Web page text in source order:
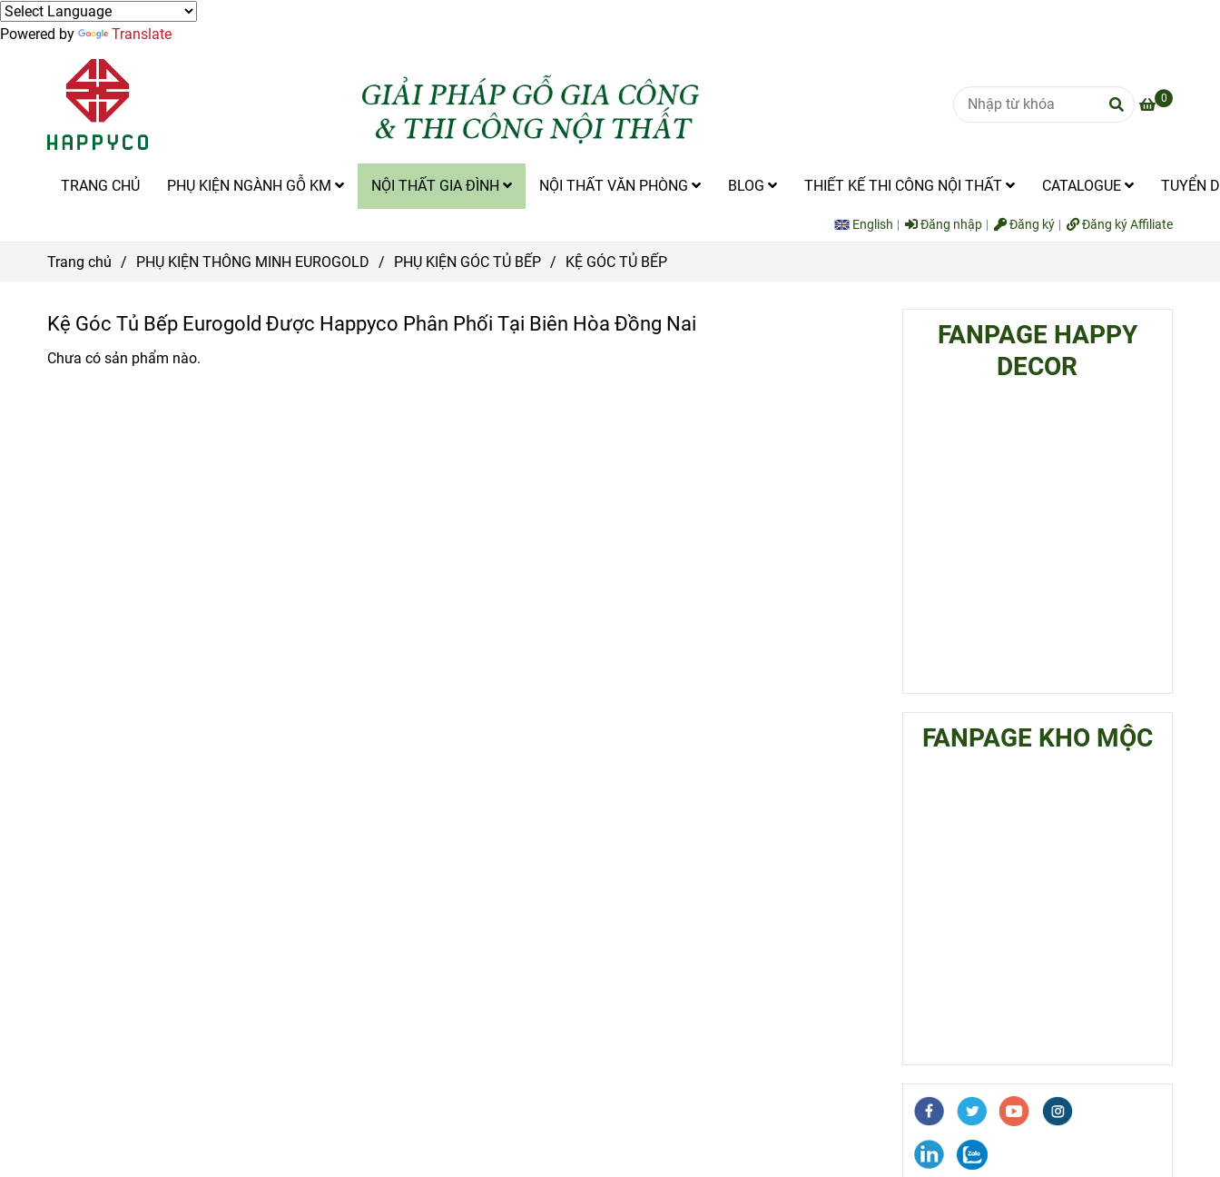
Powered by Translate
0
TRANG CHỦ PHỤ KIỆN NGÀNH GỖ KM NỘI THẤT GIA ĐÌNH NỘI THẤT VĂN PHÒNG BLOG THIẾT KẾ THI CÔNG NỘI THẤT CATALOGUE TUYỂN
English Đăng nhập Đăng ký Đăng ký Affiliate
Trang chủ / PHỤ KIỆN THÔNG MINH EUROGOLD / PHỤ KIỆN GÓC TỦ BẾP / KỆ GÓC TỦ BẾP
Kệ Góc Tủ Bếp Eurogold Được Happyco Phân Phối Tại Biên Hòa Đồng Nai
Chưa có sản phẩm nào.
FANPAGE HAPPY
DECOR
FANPAGE KHO MỘC